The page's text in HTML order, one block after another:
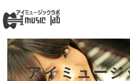
アイミュージ